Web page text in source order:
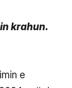
e